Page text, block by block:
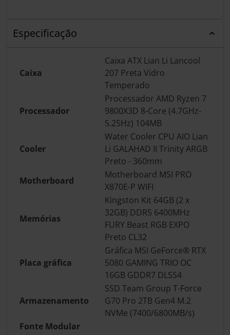
Especificação
Caixa
Caixa ATX Lian Li Lancool
207 Preta Vidro
Temperado
Processador
Processador AMD Ryzen 7
9800X3D 8-Core (4.7GHz-
5.25Hz) 104MB
Cooler
Water Cooler CPU AIO Lian
Li GALAHAD II Trinity ARGB
Preto - 360mm
Motherboard
Motherboard MSI PRO
X870E-P WIFI
Memórias
Kingston Kit 64GB (2 x
32GB) DDR5 6400MHz
FURY Beast RGB EXPO
Preto CL32
Placa gráfica
Gráfica MSI GeForce® RTX
5080 GAMING TRIO OC
16GB GDDR7 DLSS4
Armazenamento
SSD Team Group T-Force
G70 Pro 2TB Gen4 M.2
NVMe (7400/6800MB/s)
Fonte Modular